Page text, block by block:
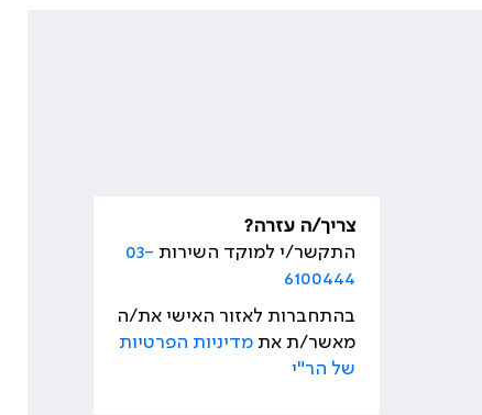
צריך/ה עזרה?
התקשר/י למוקד השירות 03-
6100444
בהתחברות לאזור האישי את/ה
מאשר/ת אתמדיניות הפרטיות
של הר"י